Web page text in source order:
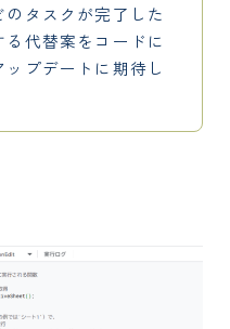
タスクが完了した
代替案をコードに
プデートに期待し